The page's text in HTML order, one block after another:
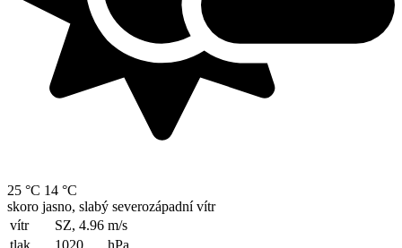
25 °C 14 °C
skoro jasno, slabý severozápadní vítr
vítr
SZ, 4.96 m/s
tlak
1020
hPa